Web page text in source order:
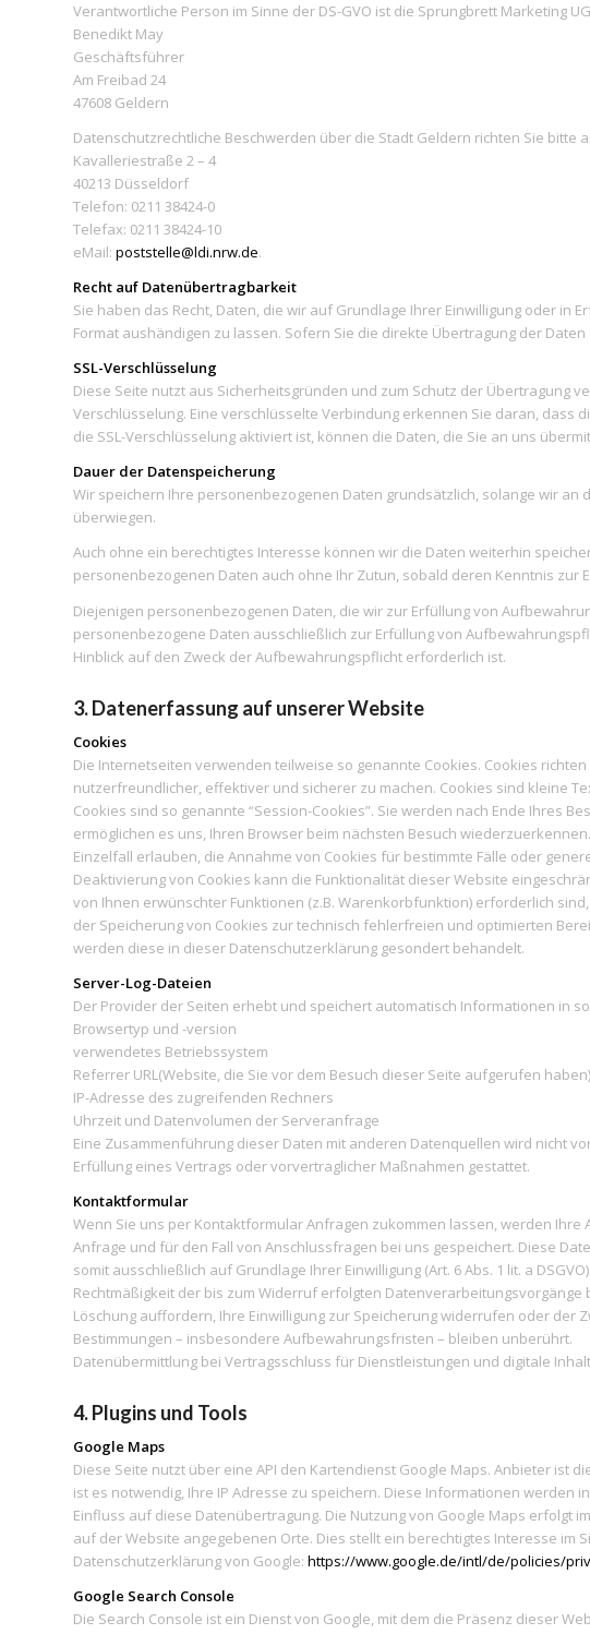
Verantwortliche Person im Sinne der DS-GVO ist die Sprungbrett Marketing
Benedikt May
Geschäftsführer
Am Freibad 24
47608 Geldern
Datenschutzrechtliche Beschwerden über die Stadt Geldern richten Sie
Kavalleriestraße 2 – 4
40213 Düsseldorf
Telefon: 0211 38424-0
Telefax: 0211 38424-10
eMail: poststelle@ldi.nrw.de.
Recht auf Datenübertragbarkeit
Sie haben das Recht, Daten, die wir auf Grundlage Ihrer Einwilligung oder
Format aushändigen zu lassen. Sofern Sie die direkte Übertragung der
SSL-Verschlüsselung
Diese Seite nutzt aus Sicherheitsgründen und zum Schutz der Übertragung
Verschlüsselung. Eine verschlüsselte Verbindung erkennen Sie daran, dass
die SSL-Verschlüsselung aktiviert ist, können die Daten, die Sie an uns
Dauer der Datenspeicherung
Wir speichern Ihre personenbezogenen Daten grundsätzlich, solange wir
überwiegen.
Auch ohne ein berechtigtes Interesse können wir die Daten weiterhin
personenbezogenen Daten auch ohne Ihr Zutun, sobald deren Kenntnis
Diejenigen personenbezogenen Daten, die wir zur Erfüllung von
personenbezogene Daten ausschließlich zur Erfüllung von
Hinblick auf den Zweck der Aufbewahrungspflicht erforderlich ist.
3. Datenerfassung auf unserer Website
Cookies
Die Internetseiten verwenden teilweise so genannte Cookies. Cookies
nutzerfreundlicher, effektiver und sicherer zu machen. Cookies sind kleine
Cookies sind so genannte “Session-Cookies”. Sie werden nach Ende Ihres
ermöglichen es uns, Ihren Browser beim nächsten Besuch
Einzelfall erlauben, die Annahme von Cookies für bestimmte Fälle oder
Deaktivierung von Cookies kann die Funktionalität dieser Website
von Ihnen erwünschter Funktionen (z.B. Warenkorbfunktion) erforderlich
der Speicherung von Cookies zur technisch fehlerfreien und optimierten
werden diese in dieser Datenschutzerklärung gesondert behandelt.
Server-Log-Dateien
Der Provider der Seiten erhebt und speichert automatisch Informationen in
Browsertyp und -version
verwendetes Betriebssystem
Referrer URL(Website, die Sie vor dem Besuch dieser Seite aufgerufen haben)
IP-Adresse des zugreifenden Rechners
Uhrzeit und Datenvolumen der Serveranfrage
Eine Zusammenführung dieser Daten mit anderen Datenquellen wird nicht
Erfüllung eines Vertrags oder vorvertraglicher Maßnahmen gestattet.
Kontaktformular
Wenn Sie uns per Kontaktformular Anfragen zukommen lassen, werden
Anfrage und für den Fall von Anschlussfragen bei uns gespeichert. Diese
somit ausschließlich auf Grundlage Ihrer Einwilligung (Art. 6 Abs. 1 lit. a
Rechtmäßigkeit der bis zum Widerruf erfolgten
Löschung auffordern, Ihre Einwilligung zur Speicherung widerrufen oder der
Bestimmungen – insbesondere Aufbewahrungsfristen – bleiben unberührt.
Datenübermittlung bei Vertragsschluss für Dienstleistungen und digitale
4. Plugins und Tools
Google Maps
Diese Seite nutzt über eine API den Kartendienst Google Maps. Anbieter ist
ist es notwendig, Ihre IP Adresse zu speichern. Diese Informationen werden
Einfluss auf diese Datenübertragung. Die Nutzung von Google Maps
auf der Website angegebenen Orte. Dies stellt ein berechtigtes Interesse im
Datenschutzerklärung von Google: https://www.google.de/intl/de/policies/
Google Search Console
Die Search Console ist ein Dienst von Google, mit dem die Präsenz dieser